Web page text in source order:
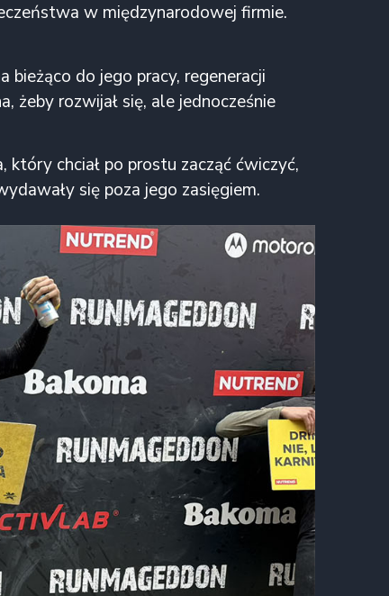
w międzynarodowej firmie.
bieżąco do jego pracy, regeneracji
żeby rozwijał się, ale jednocześnie
który chciał po prostu zacząć ćwiczyć,
się poza jego zasięgiem.